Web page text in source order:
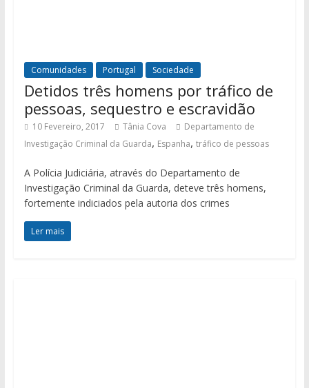
Comunidades Portugal Sociedade
Detidos três homens por tráfico de
pessoas, sequestro e escravidão
10 Fevereiro, 2017 Tânia Cova
Departamento de
Investigação Criminal da Guarda, Espanha, tráfico de pessoas
A Polícia Judiciária, através do Departamento de
Investigação Criminal da Guarda, deteve três homens,
fortemente indiciados pela autoria dos crimes
Ler mais